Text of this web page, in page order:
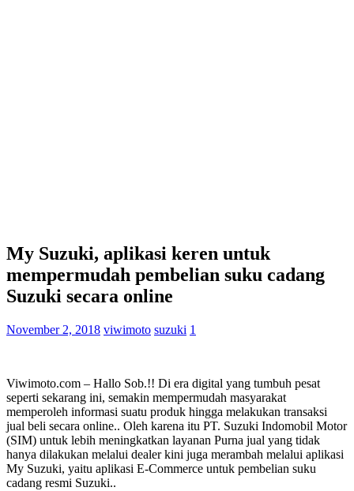
My Suzuki, aplikasi keren untuk
mempermudah pembelian suku cadang
Suzuki secara online
November 2, 2018 viwimoto suzuki 1
Viwimoto.com – Hallo Sob.!! Di era digital yang tumbuh pesat
seperti sekarang ini, semakin mempermudah masyarakat
memperoleh informasi suatu produk hingga melakukan transaksi
jual beli secara online.. Oleh karena itu PT. Suzuki Indomobil Motor
(SIM) untuk lebih meningkatkan layanan Purna jual yang tidak
hanya dilakukan melalui dealer kini juga merambah melalui aplikasi
My Suzuki, yaitu aplikasi E-Commerce untuk pembelian suku
cadang resmi Suzuki..